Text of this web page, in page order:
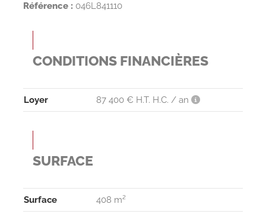
Référence : 046L841110
CONDITIONS FINANCIÈRES
Loyer 87 400 € H.T. H.C. / an
SURFACE
Surface 408 m²